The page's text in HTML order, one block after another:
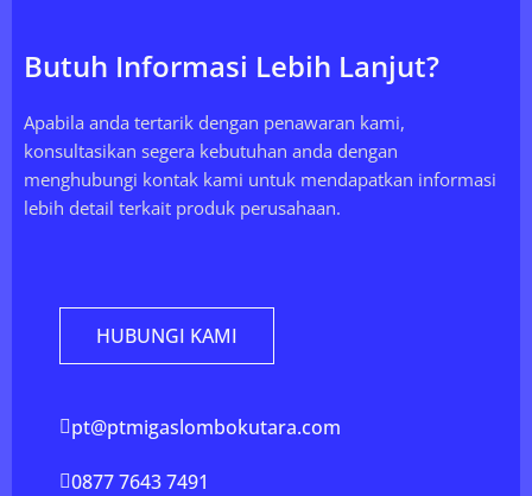
Butuh Informasi Lebih Lanjut?
Apabila anda tertarik dengan penawaran kami,
konsultasikan segera kebutuhan anda dengan
menghubungi kontak kami untuk mendapatkan informasi
lebih detail terkait produk perusahaan.
HUBUNGI KAMI
pt@ptmigaslombokutara.com
0877 7643 7491